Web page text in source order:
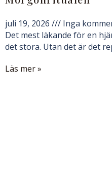
juli 19, 2026
Inga
Det mest läkande för en
det stora. Utan det är det
Läs mer »